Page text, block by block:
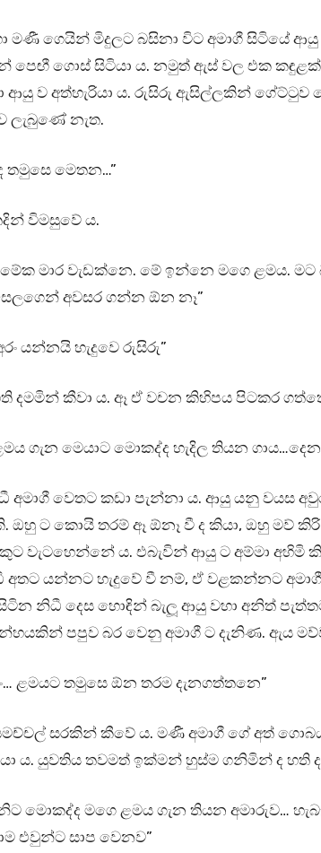
මණී ගෙයින් මිදුලට බසිනා විට අමාගී සිටියේ
පෙඟී ගොස් සිටියා ය. නමුත් ඇස් වල එක
ආයු ව අත්හැරියා ය. රුසිරු ඇසිල්ලකින්
ලැබුණේ නැත.
තමුසෙ මෙතන…”
විමසුවේ ය.
මාර වැඩක්නෙ. මේ ඉන්නෙ මගෙ ළමය.
අවසර ගන්න ඕන නෑ”
යන්නයි හැදුවෙ රුසිරු”
දමමින් කීවා ය. ඈ ඒ වචන කිහිපය පිටකර
ගැන මෙයාට මොකද්ද හැදිල තියන
අමාගී වෙතට කඩා පැන්නා ය. ආයු යනු වයස
ඔහු ට කොයි තරම් ඈ ඕනෑ වී ද කියා, ඔහු මව්
වැටහෙන්නේ ය. එබැවින් ආයු ට අම්මා අහිමි
අතට යන්නට හැදුවේ වී නම්, ඒ වළකන්නට
සිටින නිධී දෙස හොඳින් බැලූ ආයු වහා අනිත්
පපුව බර වෙනු අමාගී ට දැනිණ. ඇය
ළමයට තමුසෙ ඕන තරම දැනගත්තනෙ”
සරකින් කීවේ ය. මණී අමාගී ගේ අත්
ය. යුවතිය තවමත් ඉක්මන් හුස්ම ගනිමින් ද හති
මොකද්ද මගෙ ළමය ගැන තියන අමාරුව…
එවුන්ට සාප වෙනව”